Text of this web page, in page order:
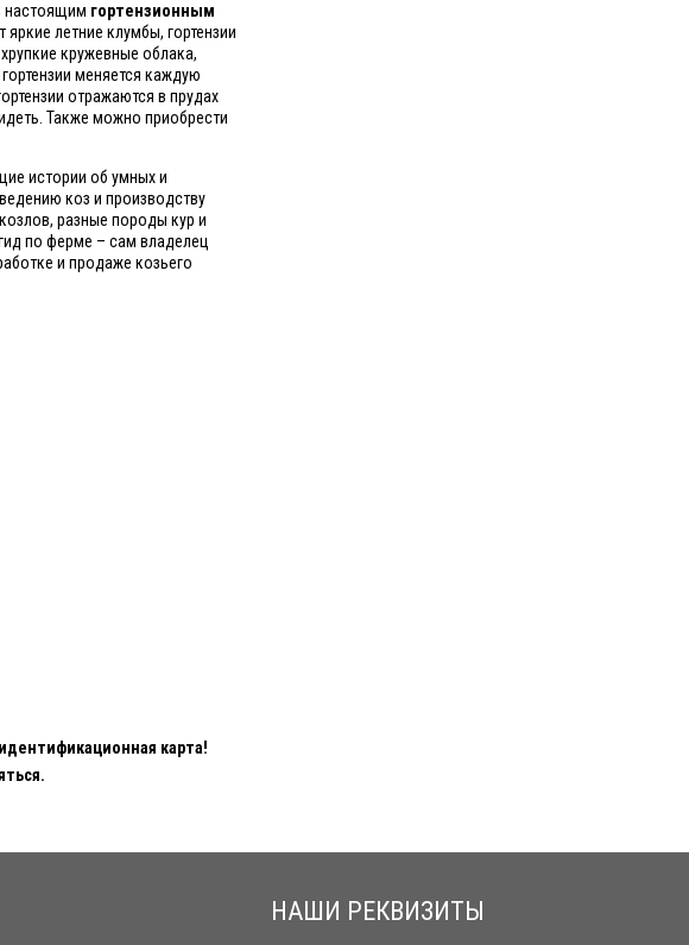
настоящим гортензионным
летние клумбы, гортензии
кружевные облака,
меняется каждую
отражаются в прудах
Также можно приобрести
истории об умных и
коз и производству
разные породы кур и
по ферме – сам владелец
и продаже козьего
карта!
НАШИ РЕКВИЗИТЫ